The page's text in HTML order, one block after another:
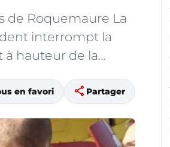
de Roquemaure La
interrompt la
à hauteur de la…
en favori share Partager